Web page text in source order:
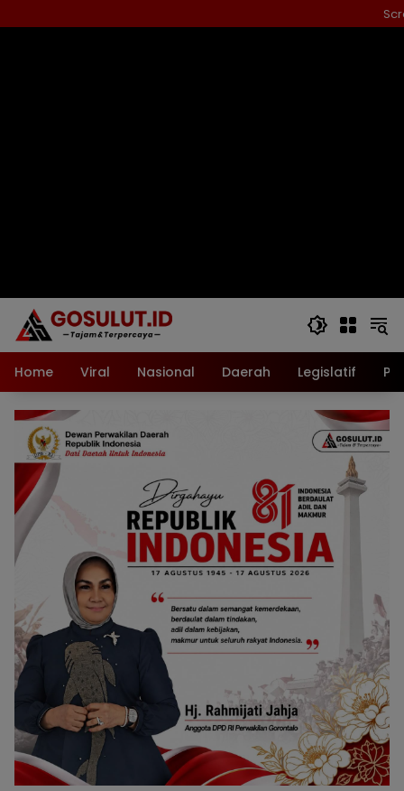
ke
Home Viral Nasional Daerah Legislatif